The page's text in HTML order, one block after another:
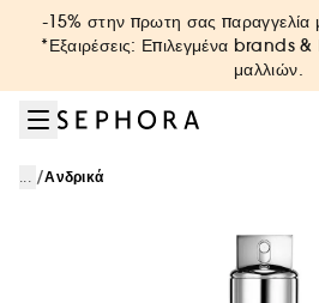
Μετάβαση στο μενού
Μετάβαση στο κύριο
Μετάβαση στο υποσέλιδο
-15% στην πρωτη σας παραγγελία
*Εξαιρέσεις: Επιλεγμένα brands
μαλλιών.
... /Ανδρικά